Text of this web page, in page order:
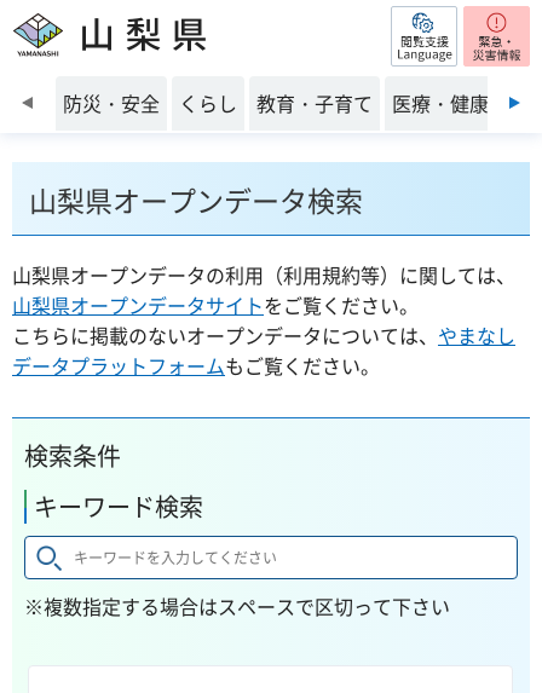
山梨県 閲覧支援
前のスライドを表示
防災・安全 くらし 教育・子育て 医療・健康・福
山梨県オープンデータ検索
山梨県オープンデータの利用（利用規約等）に関しては、
山梨県オープンデータサイトをご覧ください。
こちらに掲載のないオープンデータについては、 やまなし
データプラットフォームもご覧ください。
検索条件
キーワード検索
※複数指定する場合はスペースで区切って下さい